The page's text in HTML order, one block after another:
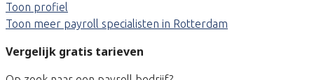
Toon profiel
Toon meer payroll specialisten in Rotterdam
Vergelijk gratis tarieven